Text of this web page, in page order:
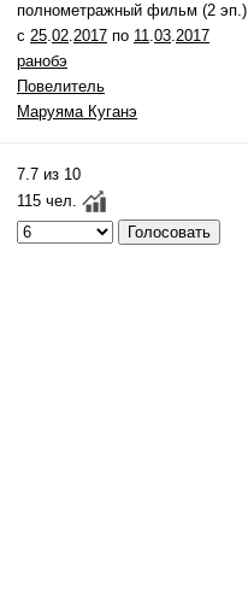
полнометражный фильм (2
c 25.02.2017 по 11.03.2017
ранобэ
Повелитель
Маруяма Куганэ
7.7 из 10
115 чел.